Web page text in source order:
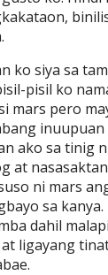
ko siya sa
pisil ko
mars pero
ako sa tinig
at
ni mars
sa
dahil
ligayang